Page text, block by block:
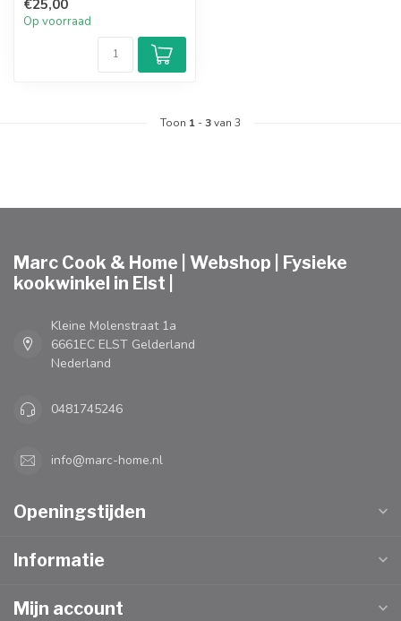
€25,00
Op voorraad
Toon 1 -3van 3
Marc Cook & Home | Webshop | Fysieke
kookwinkel in Elst |
Kleine Molenstraat 1a
6661EC ELST Gelderland
Nederland
0481745246
info@marc-home.nl
Openingstijden
Informatie
Mijn account